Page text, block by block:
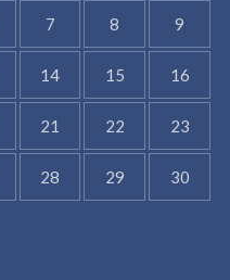
7 8 9
14 15 16
21 22 23
28 29 30